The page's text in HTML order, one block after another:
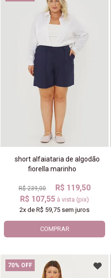
short alfaiataria de algodão
fiorella marinho
R$ 239,00
R$ 119,50
R$ 107,55 à vista (pix)
2x deR$ 59,75 sem juros
COMPRAR
70% OFF